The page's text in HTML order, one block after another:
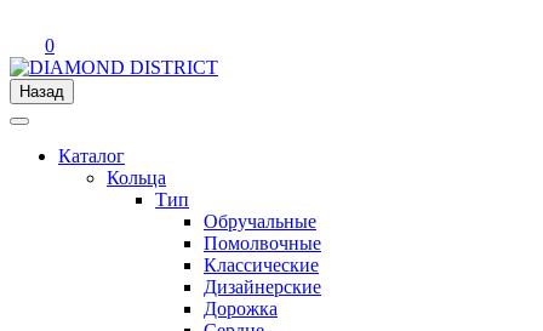
0
Назад
Каталог
Кольца
Тип
Обручальные
Помолвочные
Классические
Дизайнерские
Дорожка